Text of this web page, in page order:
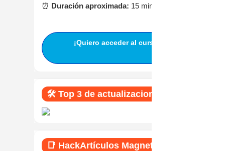
⏰ Duración aproximada: 15 min.
¡Quiero acceder al curso!
🛠️ Top 3 de actualizaciones
📑 HackArtículos Magneto 365